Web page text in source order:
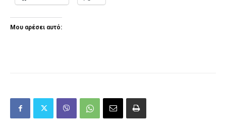
Μου αρέσει αυτό: